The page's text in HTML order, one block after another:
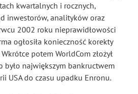
kwartalnych i rocznych,
inwestorów, analityków oraz
2002 roku nieprawidłowości
ogłosiła konieczność korekty
potem WorldCom złożył
było największym bankructwem
USA do czasu upadku Enronu.